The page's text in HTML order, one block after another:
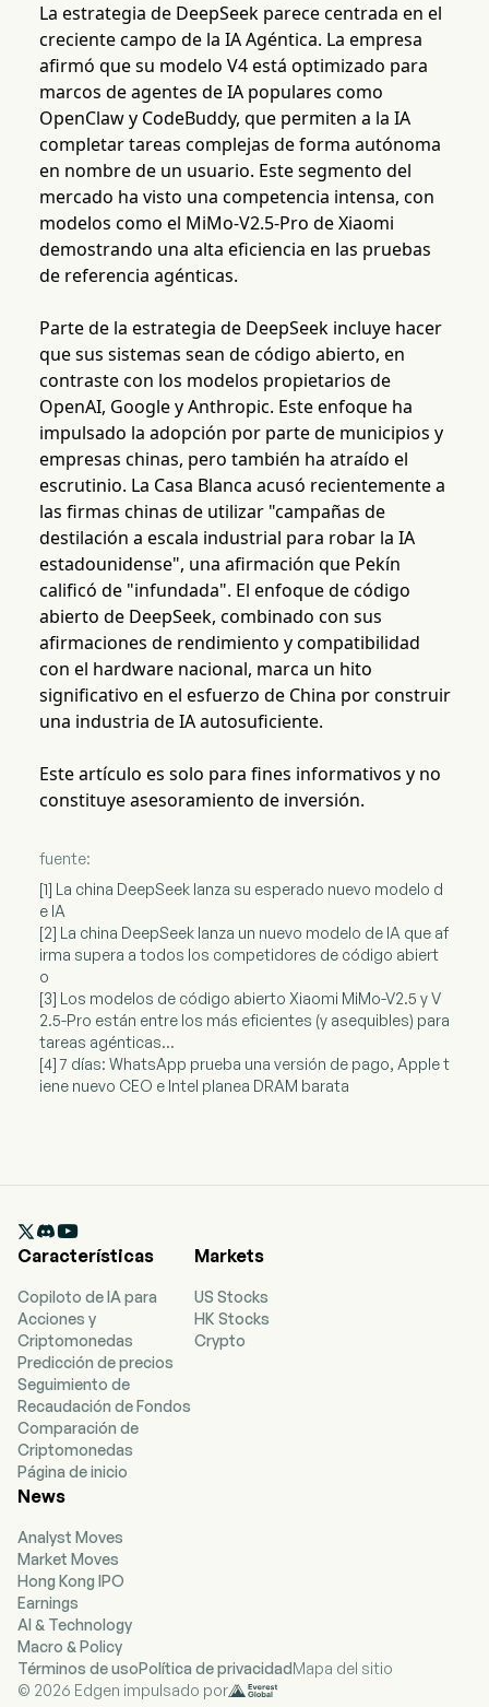
La estrategia de DeepSeek parece centrada en el
creciente campo de la IA Agéntica. La empresa
afirmó que su modelo V4 está optimizado para
marcos de agentes de IA populares como
OpenClaw y CodeBuddy, que permiten a la IA
completar tareas complejas de forma autónoma
en nombre de un usuario. Este segmento del
mercado ha visto una competencia intensa, con
modelos como el MiMo-V2.5-Pro de Xiaomi
demostrando una alta eficiencia en las pruebas
de referencia agénticas.
Parte de la estrategia de DeepSeek incluye hacer
que sus sistemas sean de código abierto, en
contraste con los modelos propietarios de
OpenAI, Google y Anthropic. Este enfoque ha
impulsado la adopción por parte de municipios y
empresas chinas, pero también ha atraído el
escrutinio. La Casa Blanca acusó recientemente a
las firmas chinas de utilizar "campañas de
destilación a escala industrial para robar la IA
estadounidense", una afirmación que Pekín
calificó de "infundada". El enfoque de código
abierto de DeepSeek, combinado con sus
afirmaciones de rendimiento y compatibilidad
con el hardware nacional, marca un hito
significativo en el esfuerzo de China por construir
una industria de IA autosuficiente.
Este artículo es solo para fines informativos y no
constituye asesoramiento de inversión.
fuente:
[1] La china DeepSeek lanza su esperado nuevo modelo d
e IA
[2] La china DeepSeek lanza un nuevo modelo de IA que af
irma supera a todos los competidores de código abiert
o
[3] Los modelos de código abierto Xiaomi MiMo-V2.5 y V
2.5-Pro están entre los más eficientes (y asequibles) para
tareas agénticas...
[4] 7 días: WhatsApp prueba una versión de pago, Apple t
iene nuevo CEO e Intel planea DRAM barata

Características
Copiloto de IA para
Acciones y
Criptomonedas
Predicción de precios
Seguimiento de
Recaudación de Fondos
Comparación de
Criptomonedas
Página de inicio
Markets
US Stocks
HK Stocks
Crypto
News
Analyst Moves
Market Moves
Hong Kong IPO
Earnings
AI & Technology
Macro & Policy
Términos de usoPolítica de privacidadMapa del sitio
© 2026 Edgen impulsado por